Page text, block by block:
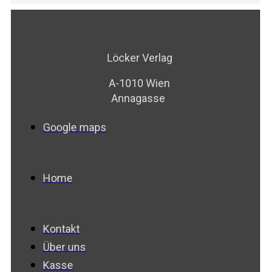
Löcker Verlag
A-1010 Wien
Annagasse
Google maps
Home
Kontakt
Über uns
Kasse